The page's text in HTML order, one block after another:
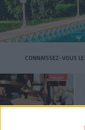
CONNAISSEZ-VOUS